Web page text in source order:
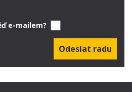
e-mailem?